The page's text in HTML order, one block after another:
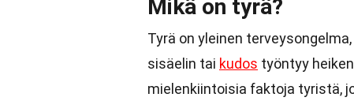
Mikä on tyrä?
Tyrä on yleinen
sisäelin tai kudos työntyy
mielenkiintoisia faktoja tyristä,